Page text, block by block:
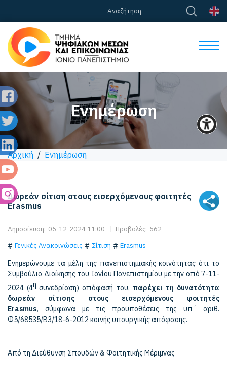
Ενημέρωση
Αρχική / Ενημέρωση
Δωρεάν σίτιση στους εισερχόμενους φοιτητές
Εrasmus
Δημοσίευση: 05-12-2024 11:00 | Προβολές: 562
Γενικές Ανακοινώσεις Σίτιση
Erasmus
Ενημερώνουμε τα μέλη της πανεπιστημιακής κοινότητας ότι το
Συμβούλιο Διοίκησης του Ιονίου Πανεπιστημίου με την από 7-11-
2024 (4η συνεδρίαση) απόφασή του, παρέχει τη δυνατότητα
δωρεάν σίτισης στους εισερχόμενους φοιτητές
Εrasmus, σύμφωνα με τις προϋποθέσεις της υπ΄ αριθ.
Φ5/68535/Β3/18-6-2012 κοινής υπουργικής απόφασης.
Από τη Διεύθυνση Σπουδών & Φοιτητικής Μέριμνας